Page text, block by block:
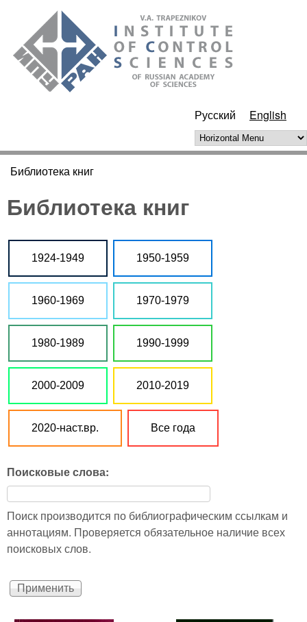
ИПУ
РАН
Русский English
Horizontal Menu
You are here
Библиотека книг
Библиотека книг
1924-1949 1950-1959
1960-1969 1970-1979
1980-1989 1990-1999
2000-2009 2010-2019
2020-наст.вр. Все года
Поисковые слова:
Поиск производится по библиографическим ссылкам и
аннотациям. Проверяется обязательное наличие всех
поисковых слов.